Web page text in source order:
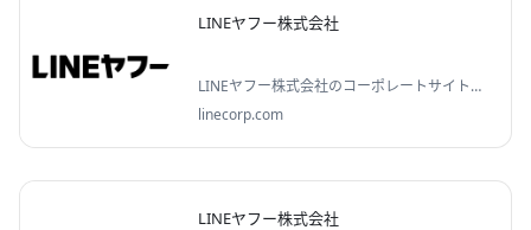
Developer Relationsチームの藤原です。 2019
年、夏のインターンシップの募集を開始しま
ービス企画職・企画営業職の4職種で実施しま
す。詳細については以下サイトをご覧くださ
い。 LINEインターン また、サイト内には、イ
ンターンを経て入社した...
engineering.linecorp.com
LINEヤフー株式会社
LINEヤフー株式会社のコーポレートサイトで
す。2023年10月にヤフー株式会社とLINE株式
日常に「！」を届けます。
linecorp.com
LINEヤフー株式会社